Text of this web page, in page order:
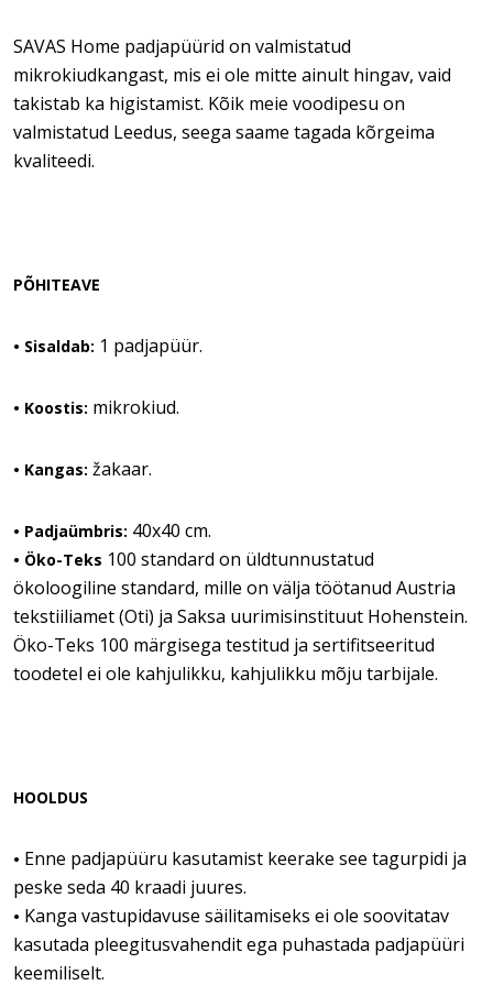
SAVAS Home padjapüürid on valmistatud
mikrokiudkangast, mis ei ole mitte ainult hingav, vaid
takistab ka higistamist. Kõik meie voodipesu on
valmistatud Leedus, seega saame tagada kõrgeima
kvaliteedi.
PÕHITEAVE
• Sisaldab: 1 padjapüür.
• Koostis: mikrokiud.
• Kangas: žakaar.
• Padjaümbris: 40x40 cm.
• Öko-Teks 100 standard on üldtunnustatud
ökoloogiline standard, mille on välja töötanud Austria
tekstiiliamet (Oti) ja Saksa uurimisinstituut Hohenstein.
Öko-Teks 100 märgisega testitud ja sertifitseeritud
toodetel ei ole kahjulikku, kahjulikku mõju tarbijale.
HOOLDUS
• Enne padjapüüru kasutamist keerake see tagurpidi ja
peske seda 40 kraadi juures.
• Kanga vastupidavuse säilitamiseks ei ole soovitatav
kasutada pleegitusvahendit ega puhastada padjapüüri
keemiliselt.